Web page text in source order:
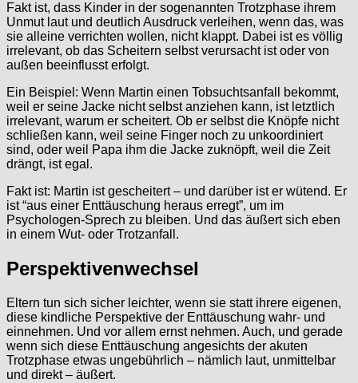
Fakt ist, dass Kinder in der sogenannten Trotzphase ihrem
Unmut laut und deutlich Ausdruck verleihen, wenn das, was
sie alleine verrichten wollen, nicht klappt. Dabei ist es völlig
irrelevant, ob das Scheitern selbst verursacht ist oder von
außen beeinflusst erfolgt.
Ein Beispiel: Wenn Martin einen Tobsuchtsanfall bekommt,
weil er seine Jacke nicht selbst anziehen kann, ist letztlich
irrelevant, warum er scheitert. Ob er selbst die Knöpfe nicht
schließen kann, weil seine Finger noch zu unkoordiniert
sind, oder weil Papa ihm die Jacke zuknöpft, weil die Zeit
drängt, ist egal.
Fakt ist: Martin ist gescheitert – und darüber ist er wütend. Er
ist “aus einer Enttäuschung heraus erregt”, um im
Psychologen-Sprech zu bleiben. Und das äußert sich eben
in einem Wut- oder Trotzanfall.
Perspektivenwechsel
Eltern tun sich sicher leichter, wenn sie statt ihrere eigenen,
diese kindliche Perspektive der Enttäuschung wahr- und
einnehmen. Und vor allem ernst nehmen. Auch, und gerade
wenn sich diese Enttäuschung angesichts der akuten
Trotzphase etwas ungebührlich – nämlich laut, unmittelbar
und direkt – äußert.